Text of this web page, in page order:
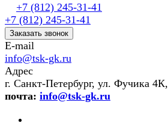
+7 (812) 245-31-41
+7 (812) 245-31-41
Заказать звонок
E-mail
info@tsk-gk.ru
Адрес
г. Санкт-Петербург, ул. Фучика
почта: info@tsk-gk.ru